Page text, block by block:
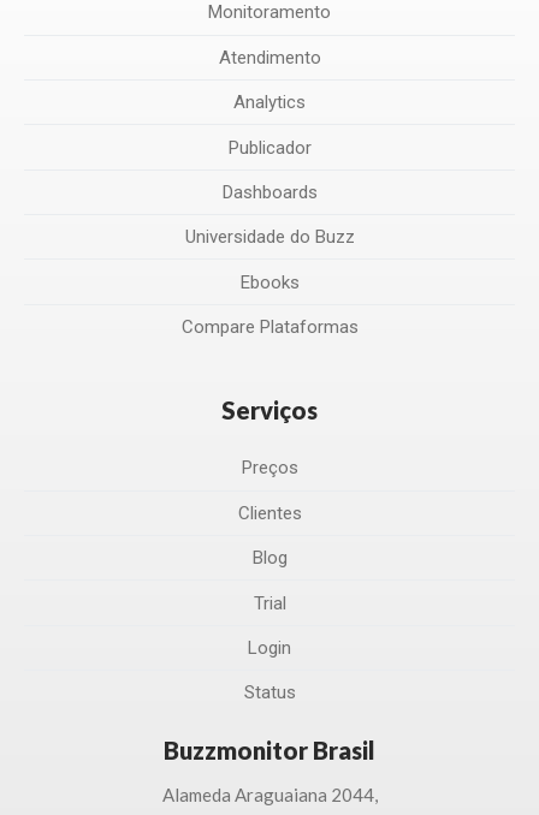
Monitoramento
Atendimento
Analytics
Publicador
Dashboards
Universidade do Buzz
Ebooks
Compare Plataformas
Serviços
Preços
Clientes
Blog
Trial
Login
Status
Buzzmonitor Brasil
Alameda Araguaiana 2044,